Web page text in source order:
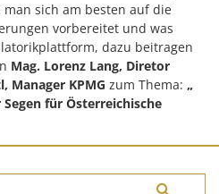
sich am besten auf die
vorbereitet und was
dazu beitragen
Mag. Lorenz Lang, Diretor
Manager KPMG zum Thema: „
Segen für Österreichische